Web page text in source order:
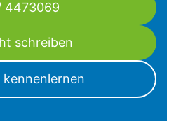
4473069
schreiben